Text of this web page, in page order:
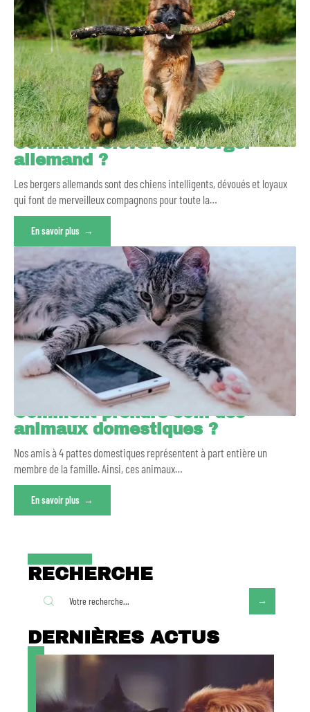
Comment élever son berger
allemand ?
Les bergers allemands sont des chiens intelligents, dévoués et loyaux
qui font de merveilleux compagnons pour toute la…
En savoir plus
Comment prendre soin des
animaux domestiques ?
Nos amis à 4 pattes domestiques représentent à part entière un
membre de la famille. Ainsi, ces animaux…
En savoir plus
RECHERCHE
DERNIÈRES ACTUS